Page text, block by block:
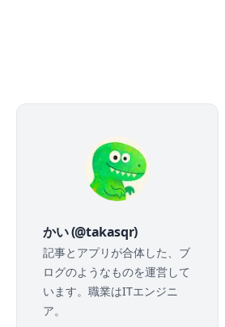
かい (@takasqr)
記事とアプリが合体した、ブ
ログのようなものを運営して
います。職業はITエンジニ
ア。